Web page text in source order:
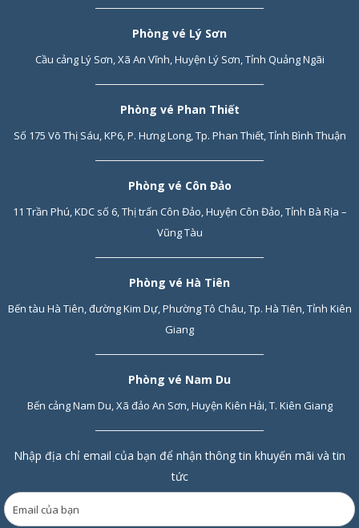
Phòng vé Lý Sơn
Cầu cảng Lý Sơn, Xã An Vĩnh, Huyện Lý Sơn, Tỉnh Quảng Ngãi
Phòng vé Phan Thiết
Số 175 Võ Thị Sáu, KP6, P. Hưng Long, Tp. Phan Thiết, Tỉnh Bình Thuận
Phòng vé Côn Đảo
11 Trần Phú, KDC số 6, Thị trấn Côn Đảo, Huyện Côn Đảo, Tỉnh Bà Rịa –
Vũng Tàu
Phòng vé Hà Tiên
Bến tàu Hà Tiên, đường Kim Dự, Phường Tô Châu, Tp. Hà Tiên, Tỉnh Kiên
Giang
Phòng vé Nam Du
Bến cảng Nam Du, Xã đảo An Sơn, Huyện Kiên Hải, T. Kiên Giang
Nhập địa chỉ email của bạn để nhận thông tin khuyến mãi và tin
tức